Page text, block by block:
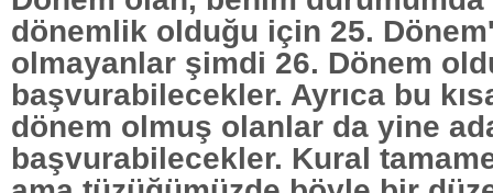
dönemlik olduğu için 25.
olmayanlar şimdi 26. Dönem
başvurabilecekler. Ayrıca bu
dönem olmuş olanlar da yine
başvurabilecekler. Kural